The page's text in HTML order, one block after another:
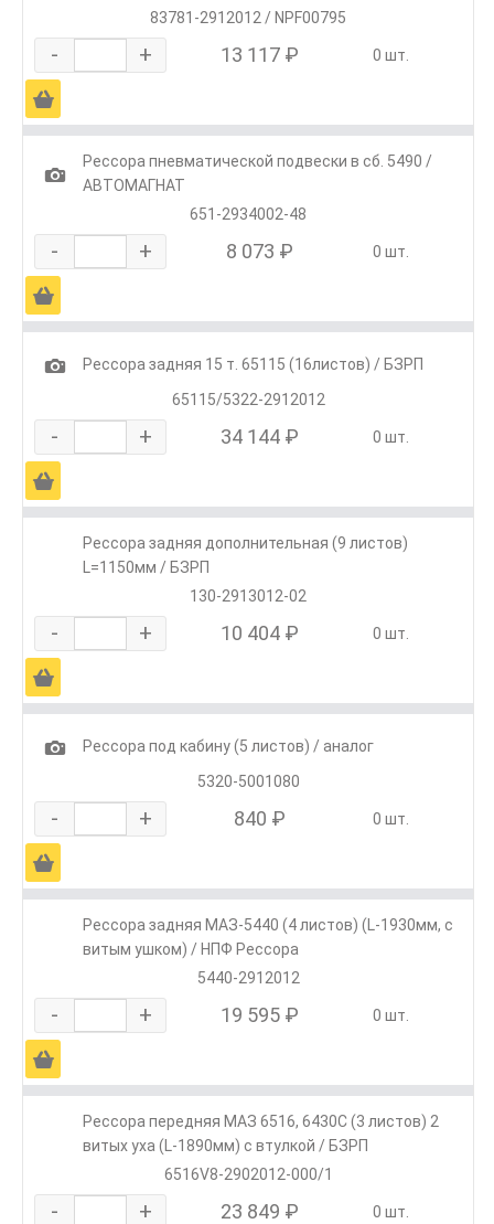
83781-2912012 / NPF00795
- + 13 117 ₽ 0 шт.
Ä
1
Рессора пневматической подвески в сб. 5490 /
АВТОМАГНАТ
651-2934002-48
- + 8 073 ₽ 0 шт.
Ä
1
Рессора задняя 15 т. 65115 (16листов) / БЗРП
65115/5322-2912012
- + 34 144 ₽ 0 шт.
Ä
Рессора задняя дополнительная (9 листов)
L=1150мм / БЗРП
130-2913012-02
- + 10 404 ₽ 0 шт.
Ä
1
Рессора под кабину (5 листов) / аналог
5320-5001080
- + 840 ₽ 0 шт.
Ä
Рессора задняя МАЗ-5440 (4 листов) (L-1930мм, с
витым ушком) / НПФ Рессора
5440-2912012
- + 19 595 ₽ 0 шт.
Ä
Рессора передняя МАЗ 6516, 6430С (3 листов) 2
витых уха (L-1890мм) с втулкой / БЗРП
6516V8-2902012-000/1
- + 23 849 ₽ 0 шт.